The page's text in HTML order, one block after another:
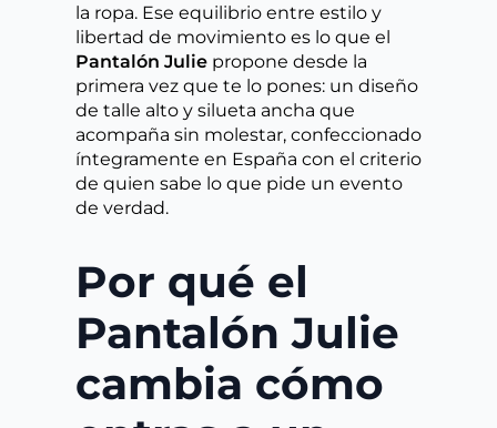
la ropa. Ese equilibrio entre estilo y
libertad de movimiento es lo que el
Pantalón Julie propone desde la
primera vez que te lo pones: un diseño
de talle alto y silueta ancha que
acompaña sin molestar, confeccionado
íntegramente en España con el criterio
de quien sabe lo que pide un evento
de verdad.
Por qué el
Pantalón Julie
cambia cómo